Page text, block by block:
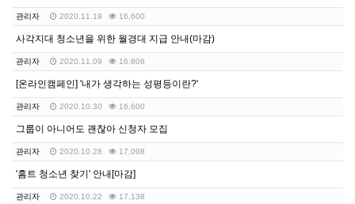
관리자 2020.11.19 16,600
사각지대 청소년을 위한 월경대 지급 안내(마감)
관리자 2020.11.09 16,806
[온라인캠페인] '내가 생각하는 성평등이란?'
관리자 2020.10.30 16,600
그룹이 아니어도 괜찮아 신청자 모집
관리자 2020.10.28 17,098
'홈트 청소년 찾기' 안내[마감]
관리자 2020.10.22 17,138